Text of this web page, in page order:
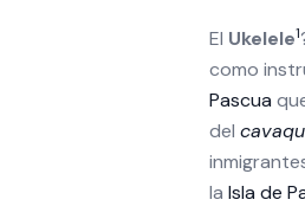
El Ukelele1
como
Pascua
del
la Isla de